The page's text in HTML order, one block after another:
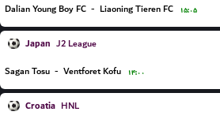
Dalian Young Boy FC - Liaoning Tieren FC ۱۵:۰۵
Japan J2 League
Sagan Tosu - Ventforet Kofu ۱۴:۰۰
Croatia HNL